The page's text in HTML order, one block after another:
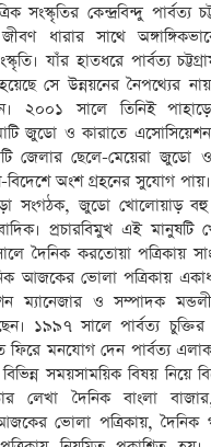
সংস্কৃতির কেন্দ্রবিন্দু পার্বত্য
ধারার সাথে
যাঁর হাতধরে পার্বত্য
সে উন্নয়নের নৈপথ্যের
২০০১ সালে তিনিই
জুডো ও কারাতে
জেলার ছেলে-মেয়েরা জুডো
বিদেশে অংশ গ্রহনের সুযোগ পায়।
সংগঠক, জুডো খোলোয়াড় বহু
প্রচারবিমুখ এই মানুষটি
দৈনিক করতোয়া পত্রিকায়
আজকের ভোলা পত্রিকায়
ম্যানেজার ও সম্পাদক
১৯৯৭ সালে পার্বত্য
ফিরে মনযোগ দেন পার্বত্য
সময়সাময়িক বিষয় নিয়ে
লেখা দৈনিক বাংলা
আজকের ভোলা পত্রিকায়, দৈনিক